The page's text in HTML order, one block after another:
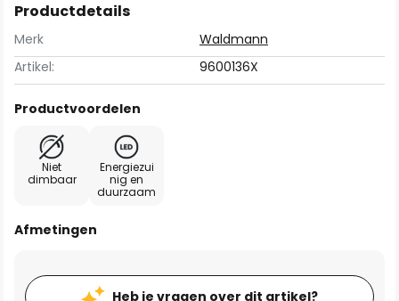
Productdetails
Merk
Waldmann
Artikel:
9600136X
Productvoordelen
Niet
dimbaar
Energiezui
nig en
duurzaam
Afmetingen
Heb je vragen over dit artikel?